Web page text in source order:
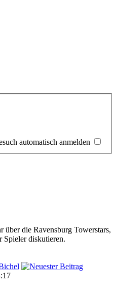
automatisch anmelden
über die Ravensburg Towerstars,
Spieler diskutieren.